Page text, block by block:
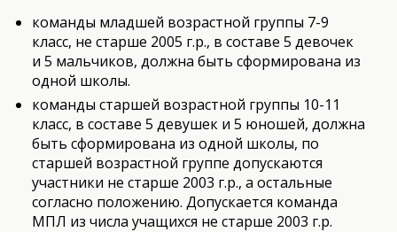
команды младшей возрастной группы 7-9
класс, не старше 2005 г.р., в составе 5 девочек
и 5 мальчиков, должна быть сформирована из
одной школы.
команды старшей возрастной группы 10-11
класс, в составе 5 девушек и 5 юношей, должна
быть сформирована из одной школы, по
старшей возрастной группе допускаются
участники не старше 2003 г.р., а остальные
согласно положению. Допускается команда
МПЛ из числа учащихся не старше 2003 г.р.